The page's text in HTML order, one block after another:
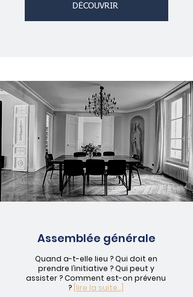
DÉCOUVRIR
Assemblée générale
Quand a-t-elle lieu ? Qui doit en
prendre l’initiative ? Qui peut y
assister ? Comment est-on prévenu
? [lire la suite...]